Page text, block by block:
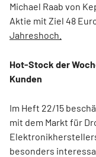
Michael Raab von
Aktie mit Ziel 48
Jahreshoch.
Hot-Stock der
Kunden
Im Heft 22/15
mit dem Markt für
besonders